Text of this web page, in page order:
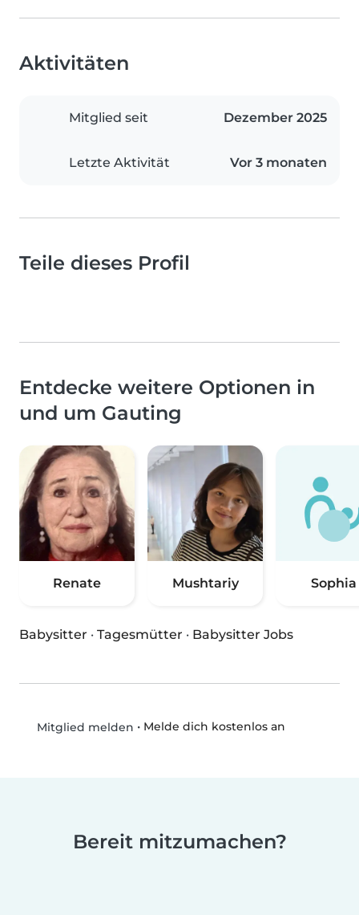
Aktivitäten
Mitglied seit Dezember 2025
Letzte Aktivität Vor 3 monaten
Teile dieses Profil
Entdecke weitere Optionen in
und um Gauting
Renate Mushtariy Sophia
Babysitter · Tagesmütter · Babysitter Jobs
Mitglied melden • Melde dich kostenlos an
Bereit mitzumachen?